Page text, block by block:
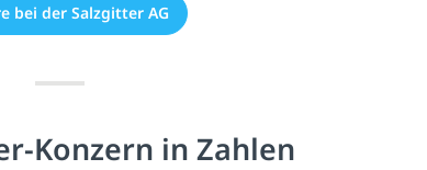
bei der Salzgitter AG
Konzern in Zahlen